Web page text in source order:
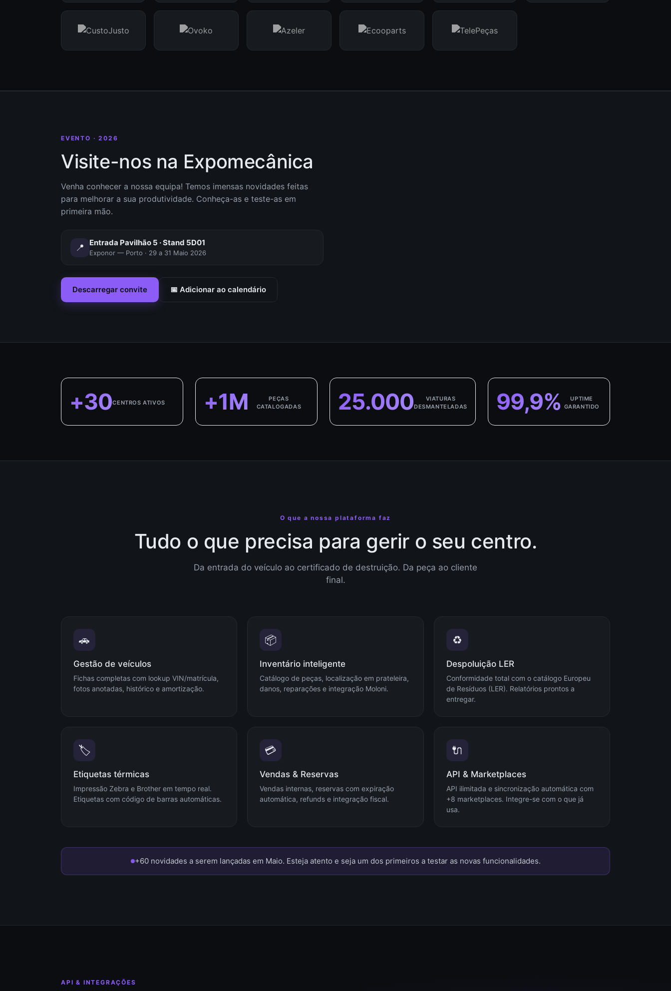
EVENTO · 2026
Visite-nos na Expomecânica
Venha conhecer a nossa equipa! Temos imensas novidades feitas
para melhorar a sua produtividade. Conheça-as e teste-as em
primeira mão.
📍 Entrada Pavilhão 5 · Stand 5D01
Exponor — Porto · 29 a 31 Maio 2026
Descarregar convite 📅 Adicionar ao calendário
+30CENTROS ATIVOS +1M
PEÇAS
CATALOGADAS
25.000
VIATURAS
DESMANTELADAS
99,9%
UPTIME
GARANTIDO
O que a nossa plataforma faz
Tudo o que precisa para gerir o seu centro.
Da entrada do veículo ao certificado de destruição. Da peça ao cliente
final.
🚗
Gestão de veículos
Fichas completas com lookup VIN/matrícula,
fotos anotadas, histórico e amortização.
📦
Inventário inteligente
Catálogo de peças, localização em prateleira,
danos, reparações e integração Moloni.
♻️
Despoluição LER
Conformidade total com o catálogo Europeu
de Resíduos (LER). Relatórios prontos a
entregar.
🏷️
Etiquetas térmicas
Impressão Zebra e Brother em tempo real.
Etiquetas com código de barras automáticas.
💳
Vendas & Reservas
Vendas internas, reservas com expiração
automática, refunds e integração fiscal.
🔌
API & Marketplaces
API ilimitada e sincronização automática com
+8 marketplaces. Integre-se com o que já
usa.
+60 novidades a serem lançadas em Maio. Esteja atento e seja um dos primeiros a testar as novas funcionalidades.
API & INTEGRAÇÕES